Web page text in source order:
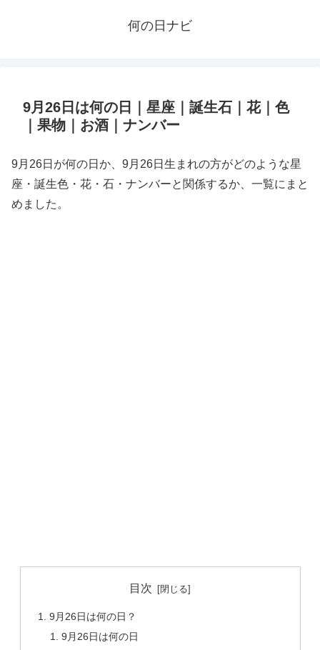
何の日ナビ
9月26日は何の日｜星座｜誕生石｜花｜色
｜果物｜お酒｜ナンバー
9月26日が何の日か、9月26日生まれの方がどのような星
座・誕生色・花・石・ナンバーと関係するか、一覧にまと
めました。
目次
9月26日は何の日？
9月26日は何の日